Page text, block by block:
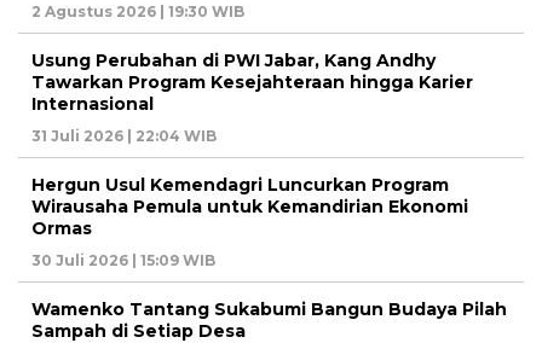
2 Agustus 2026 | 19:30 WIB
Usung Perubahan di PWI Jabar, Kang Andhy
Tawarkan Program Kesejahteraan hingga Karier
Internasional
31 Juli 2026 | 22:04 WIB
Hergun Usul Kemendagri Luncurkan Program
Wirausaha Pemula untuk Kemandirian Ekonomi
Ormas
30 Juli 2026 | 15:09 WIB
Wamenko Tantang Sukabumi Bangun Budaya Pilah
Sampah di Setiap Desa